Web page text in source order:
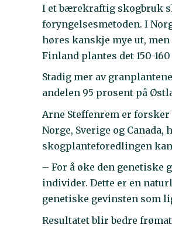
I et bærekraftig skogbruk
foryngelsesmetoden. I
høres kanskje mye ut,
Finland plantes det 150-
Stadig mer av
andelen 95 prosent på
Arne Steffenrem er forsker
Norge, Sverige og
skogplanteforedlingen kan
– For å øke den
individer. Dette er en
genetiske gevinsten som
Resultatet blir bedre